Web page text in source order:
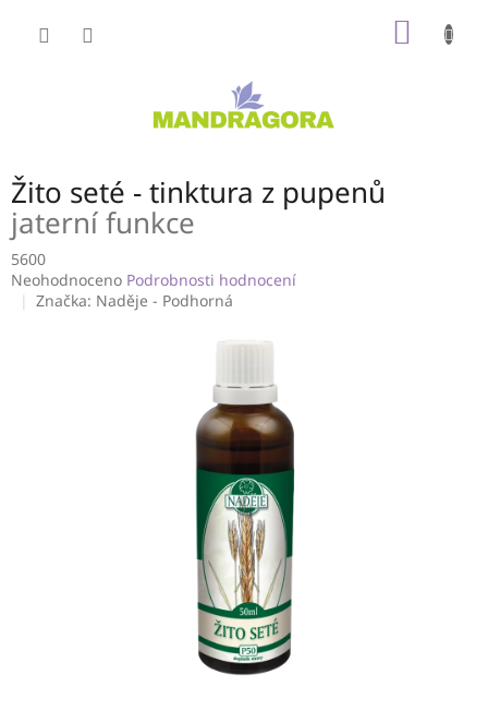
Žito seté - tinktura z pupenů
jaterní funkce
5600
Průměrné
hodnocení
Neohodnoceno Podrobnosti hodnocení
Značka: Naděje - Podhorná